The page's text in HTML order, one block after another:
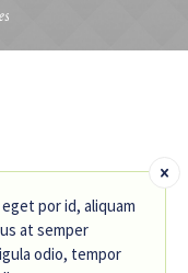
por id, aliquam
at semper
odio, tempor